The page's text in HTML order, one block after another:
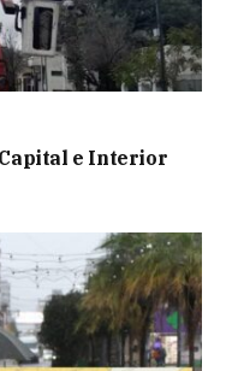
e Interior